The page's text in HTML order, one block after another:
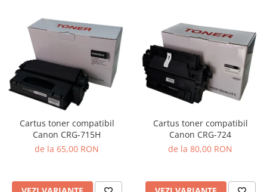
Cartus toner compatibil
Canon CRG-715H
de la 65,00 RON
Cartus toner compatibil
Canon CRG-724
de la 80,00 RON